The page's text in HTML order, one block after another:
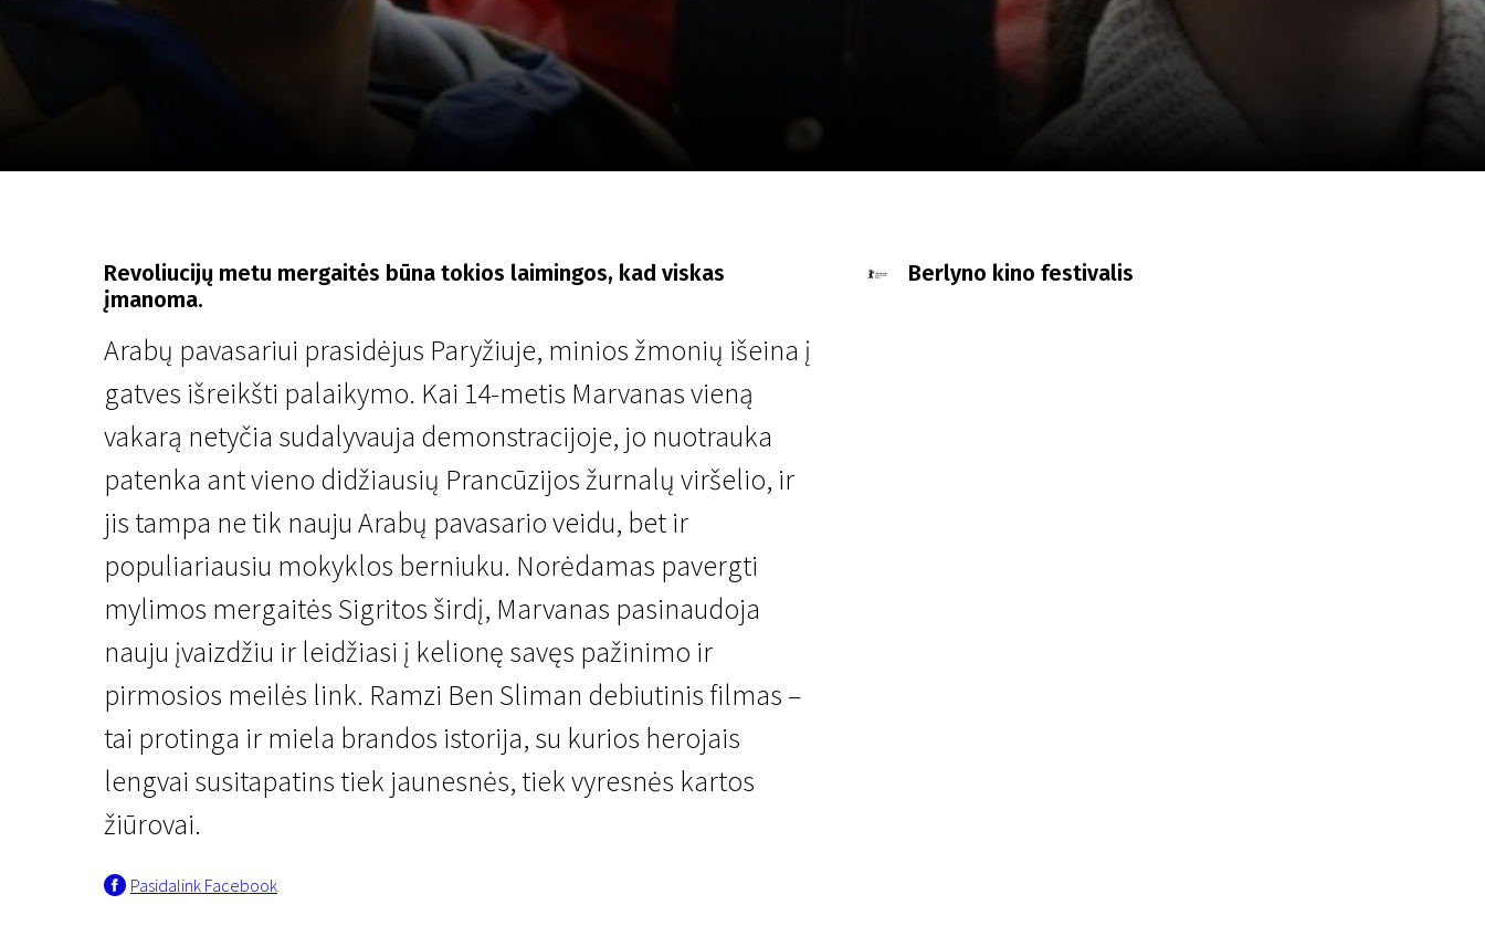
Atsivesk mamą ir tėtį
Mano revoliucija
1 val. 20 min. | Drama | V - visai šeimai
Revoliucijų metu mergaitės būna tokios laimingos, kad viskas
įmanoma.
Arabų pavasariui prasidėjus Paryžiuje, minios žmonių išeina į
gatves išreikšti palaikymo. Kai 14-metis Marvanas vieną
vakarą netyčia sudalyvauja demonstracijoje, jo nuotrauka
patenka ant vieno didžiausių Prancūzijos žurnalų viršelio, ir
jis tampa ne tik nauju Arabų pavasario veidu, bet ir
populiariausiu mokyklos berniuku. Norėdamas pavergti
mylimos mergaitės Sigritos širdį, Marvanas pasinaudoja
nauju įvaizdžiu ir leidžiasi į kelionę savęs pažinimo ir
pirmosios meilės link. Ramzi Ben Sliman debiutinis filmas –
tai protinga ir miela brandos istorija, su kurios herojais
lengvai susitapatins tiek jaunesnės, tiek vyresnės kartos
žiūrovai.
Pasidalink Facebook
Berlyno kino festivalis